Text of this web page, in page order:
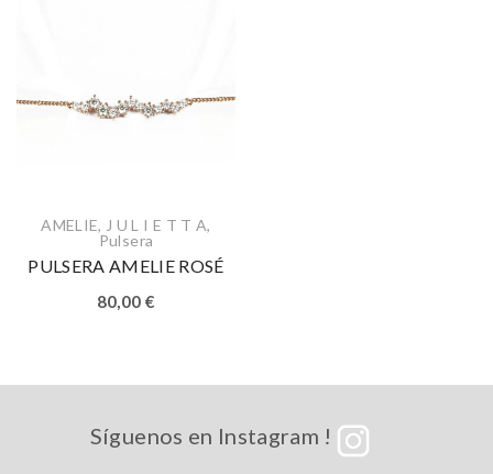
AMELIE, J U L I E T T A,
Pulsera
PULSERA AMELIE ROSÉ
80,00 €
Síguenos en Instagram !